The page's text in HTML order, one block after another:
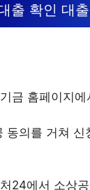
출 확인 대
금 홈페이지
동의를 거쳐
24에서 소상